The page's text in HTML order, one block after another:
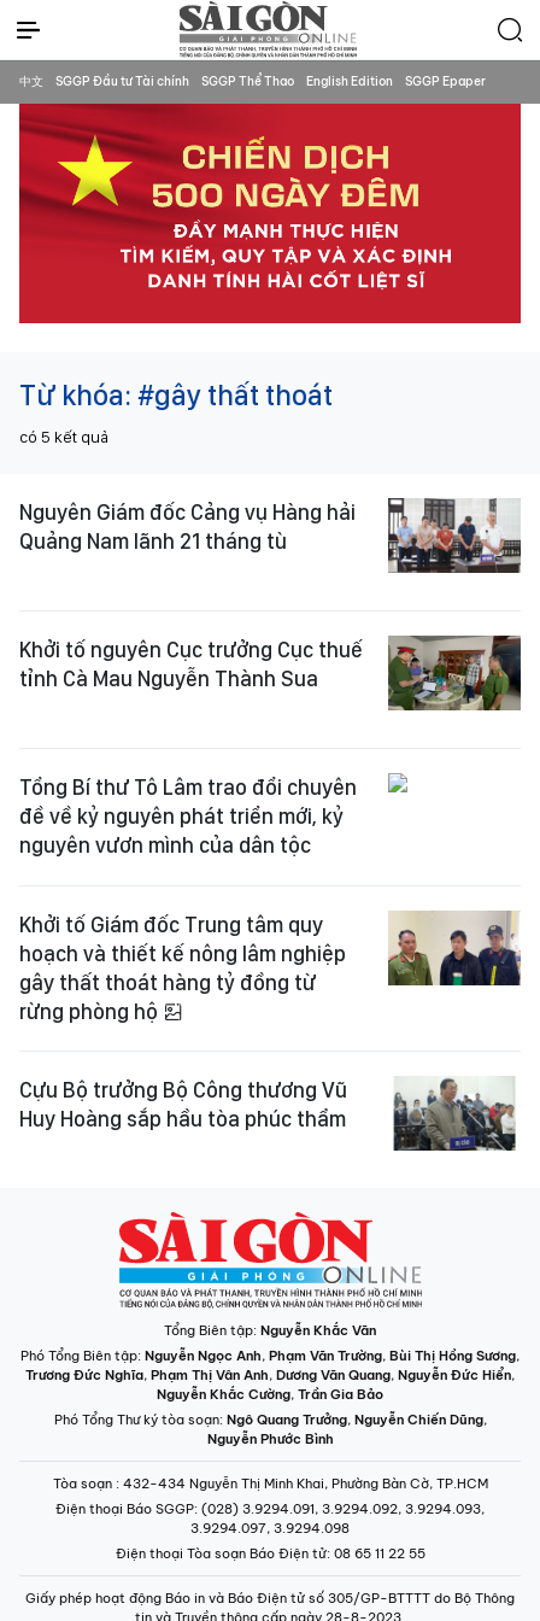
中文 SGGP Đầu tư Tài chính SGGP Thể Thao English Edition SGGP Epaper
Từ khóa: #gây thất thoát
có 5 kết quả
Nguyên Giám đốc Cảng vụ Hàng hải
Quảng Nam lãnh 21 tháng tù
Khởi tố nguyên Cục trưởng Cục thuế
tỉnh Cà Mau Nguyễn Thành Sua
Tổng Bí thư Tô Lâm trao đổi chuyên
đề về kỷ nguyên phát triển mới, kỷ
nguyên vươn mình của dân tộc
Khởi tố Giám đốc Trung tâm quy
hoạch và thiết kế nông lâm nghiệp
gây thất thoát hàng tỷ đồng từ
rừng phòng hộ
Cựu Bộ trưởng Bộ Công thương Vũ
Huy Hoàng sắp hầu tòa phúc thẩm
Tổng Biên tập: Nguyễn Khắc Văn
Phó Tổng Biên tập: Nguyễn Ngọc Anh, Phạm Văn Trường, Bùi Thị Hồng Sương,
Trương Đức Nghĩa, Phạm Thị Vân Anh, Dương Văn Quang, Nguyễn Đức Hiển,
Nguyễn Khắc Cường, Trần Gia Bảo
Phó Tổng Thư ký tòa soạn: Ngô Quang Trưởng, Nguyễn Chiến Dũng,
Nguyễn Phước Bình
Tòa soạn : 432-434 Nguyễn Thị Minh Khai, Phường Bàn Cờ, TP.HCM
Điện thoại Báo SGGP: (028) 3.9294.091, 3.9294.092, 3.9294.093,
3.9294.097, 3.9294.098
Điện thoại Tòa soạn Báo Điện tử: 08 65 11 22 55
Giấy phép hoạt động Báo in và Báo Điện tử số 305/GP-BTTTT do Bộ Thông
tin và Truyền thông cấp ngày 28-8-2023.